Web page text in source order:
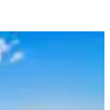
Muhteşem
Daire